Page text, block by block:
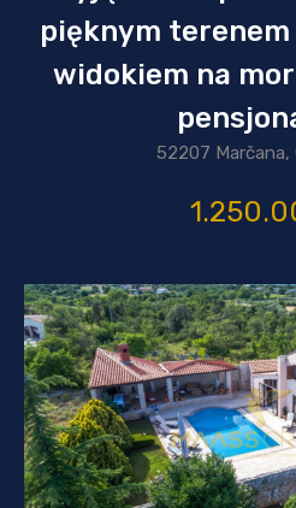
pięknym
widokiem na
52207 Marčana,